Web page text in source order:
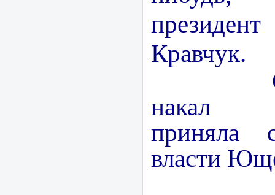
Кравчук.
накал
приняла
власти